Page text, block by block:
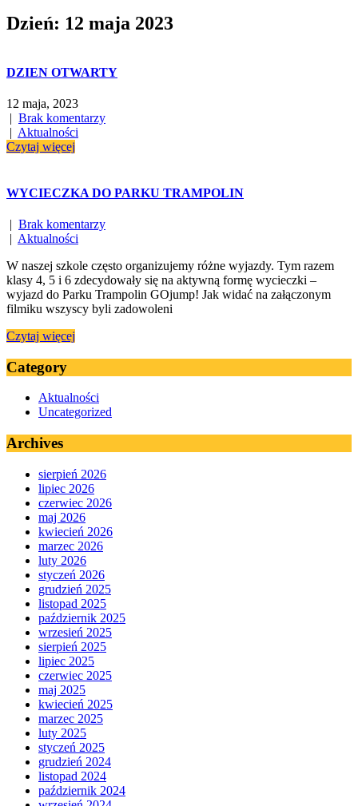
Dzień: 12 maja 2023
DZIEN OTWARTY
12 maja, 2023
| Brak komentarzy
| Aktualności
Czytaj więcej
WYCIECZKA DO PARKU TRAMPOLIN
| Brak komentarzy
| Aktualności
W naszej szkole często organizujemy różne wyjazdy. Tym razem
klasy 4, 5 i 6 zdecydowały się na aktywną formę wycieczki –
wyjazd do Parku Trampolin GOjump! Jak widać na załączonym
filmiku wszyscy byli zadowoleni
Czytaj więcej
Category
Aktualności
Uncategorized
Archives
sierpień 2026
lipiec 2026
czerwiec 2026
maj 2026
kwiecień 2026
marzec 2026
luty 2026
styczeń 2026
grudzień 2025
listopad 2025
październik 2025
wrzesień 2025
sierpień 2025
lipiec 2025
czerwiec 2025
maj 2025
kwiecień 2025
marzec 2025
luty 2025
styczeń 2025
grudzień 2024
listopad 2024
październik 2024